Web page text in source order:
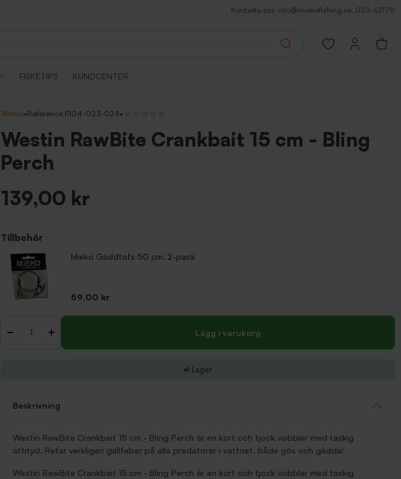
Kontakta oss: info@miekofishing.se, 023-62170
Search
Open favorites
FISKETIPS KUNDCENTER
Westin•Reference P104-023-024•
Westin RawBite Crankbait 15 cm - Bling
Perch
139,00 kr
Tillbehör
Mieko Gäddtafs 50 cm, 2-pack
Pris
59,00 kr
- + Lägg i varukorg
I Lager
Beskrivning
Westin RawBite Crankbait 15 cm - Bling Perch är en kort och tjock vobbler med taskig
attityd. Retar verkligen gallfeber på alla predatorer i vattnet, både gös och gädda!
Westin RawBite Crankbait 15 cm - Bling Perch är en kort och tjock vobbler med taskig